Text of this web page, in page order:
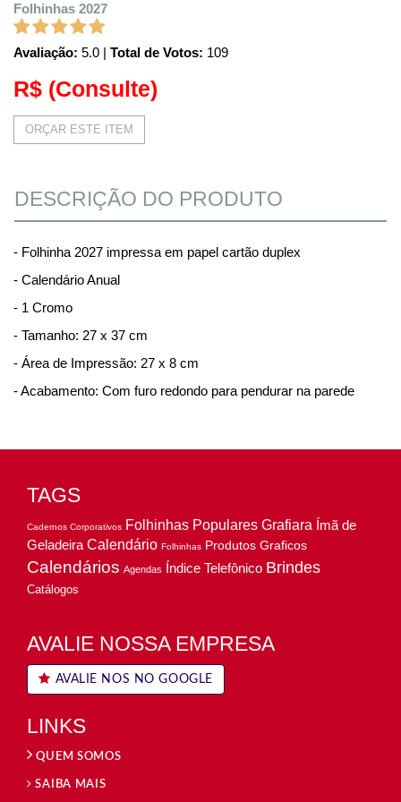
Folhinhas 2027
Avaliação: 5.0 | Total de Votos: 109
R$ (Consulte)
ORÇAR ESTE ITEM
DESCRIÇÃO DO PRODUTO
- Folhinha 2027 impressa em papel cartão duplex
- Calendário Anual
- 1 Cromo
- Tamanho: 27 x 37 cm
- Área de Impressão: 27 x 8 cm
- Acabamento: Com furo redondo para pendurar na parede
TAGS
Cadernos Corporativos Folhinhas Populares Grafiara Ímã de
Geladeira Calendário Folhinhas Produtos Graficos
Calendários Agendas Índice Telefônico Brindes
Catálogos
AVALIE NOSSA EMPRESA
AVALIE NOS NO GOOGLE
LINKS
QUEM SOMOS
SAIBA MAIS